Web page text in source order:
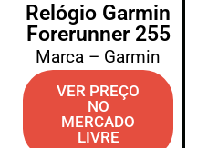
Relógio Garmin
Forerunner 255
Marca – Garmin
VER PREÇO
NO
MERCADO
LIVRE